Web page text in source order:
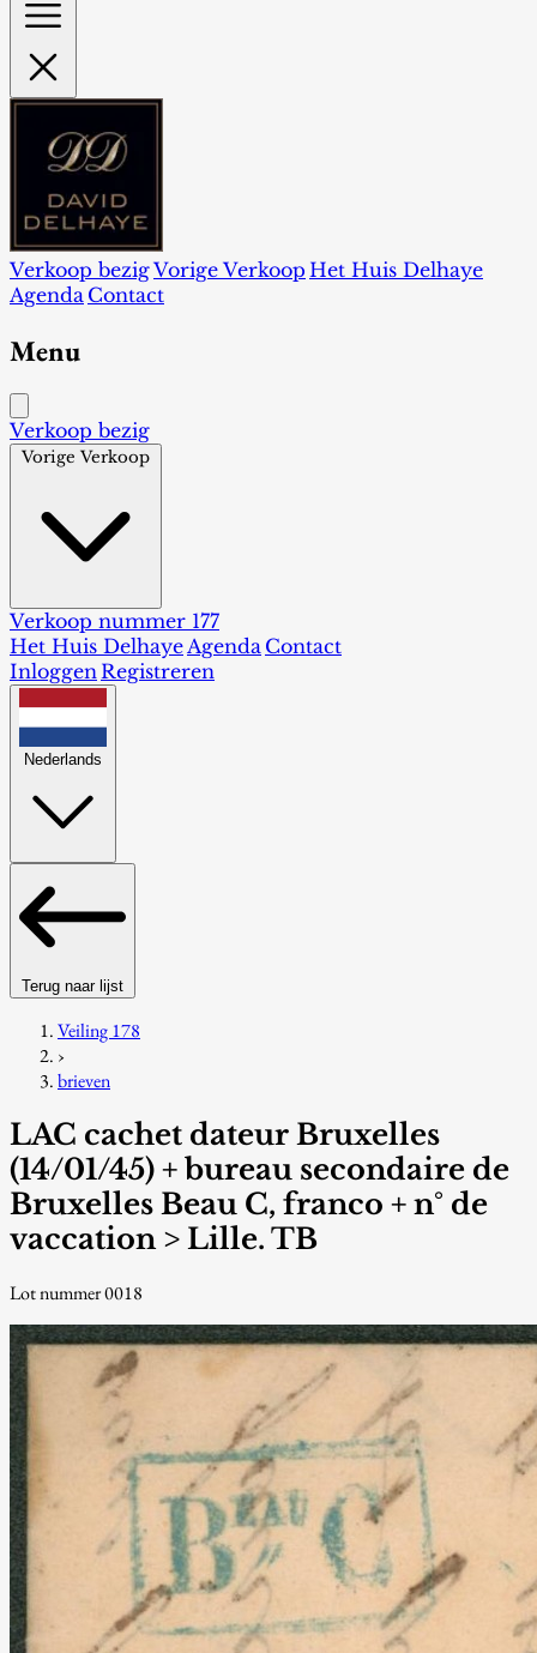
Verkoop bezigVorige Verkoop Het Huis Delhaye
Agenda Contact
Menu
Verkoop bezig
Vorige Verkoop
Verkoop nummer 177
Het Huis DelhayeAgenda Contact
InloggenRegistreren
Nederlands
Terug naar lijst
Veiling 178
›
brieven
LAC cachet dateur Bruxelles
(14/01/45) + bureau secondaire de
Bruxelles Beau C, franco + n° de
vaccation > Lille. TB
Lot nummer 0018